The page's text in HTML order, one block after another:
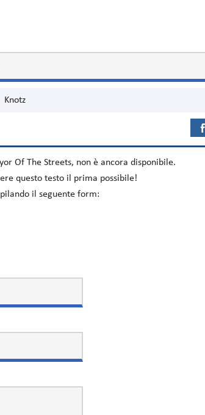
Knotz
Of The Streets, non è ancora disponibile.
questo testo il prima possibile!
il seguente form: